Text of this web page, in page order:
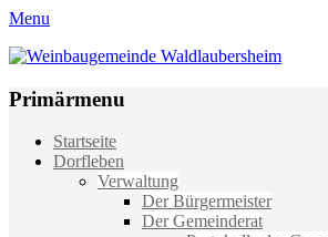
Menu
Weinbaugemeinde Waldlaubersheim
Primärmenu
Weiter
zum
Startseite
Dorfleben
Verwaltung
Der Bürgermeister
Der Gemeinderat